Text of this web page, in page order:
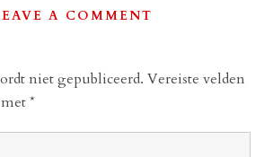
A COMMENT
niet gepubliceerd. Vereiste velden
*